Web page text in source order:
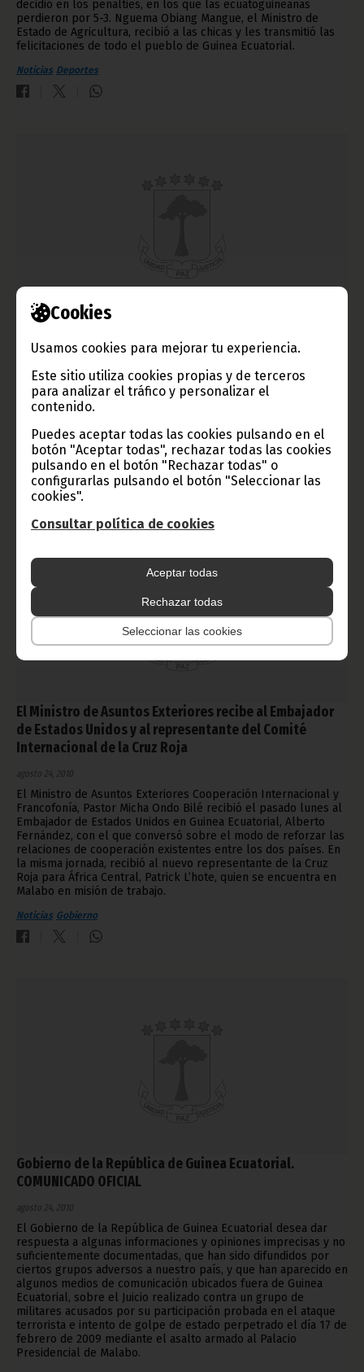
Cookies
Usamos cookies para mejorar tu experiencia.
Este sitio utiliza cookies propias y de terceros
para analizar el tráfico y personalizar el
contenido.
Puedes aceptar todas las cookies pulsando en el
botón "Aceptar todas", rechazar todas las cookies
pulsando en el botón "Rechazar todas" o
configurarlas pulsando el botón "Seleccionar las
cookies".
Consultar política de cookies
Aceptar todas
Rechazar todas
Seleccionar las cookies
decidió en los penalties, en los que las ecuatoguineanas
perdieron por 5-3. Nguema Obiang Mangue, el Ministro de
Estado de Agricultura, recibió a las chicas y les transmitió las
felicitaciones de todo el pueblo de Guinea Ecuatorial.
Noticias Deportes
El Ministro de Información visita las instalaciones de
radio y televisión del pico Basilé
La noche del pasado 23 se interrumpió la emisión de televisión
en Malabo a causa de una avería de un transmisor que causó
dicho problema. Ese ha sido uno de los motivos por el cual el
Ministro de Información, Cultura y Turismo, Jerónimo Osa Osa
Ecoro, ha visitado las instalaciones del pico Basilé.
Noticias Gobierno
El Ministro de Asuntos Exteriores recibe al Embajador
de Estados Unidos y al representante del Comité
Internacional de la Cruz Roja
agosto 24, 2010
El Ministro de Asuntos Exteriores Cooperación Internacional y
Francofonía, Pastor Micha Ondo Bilé recibió el pasado lunes al
Embajador de Estados Unidos en Guinea Ecuatorial, Alberto
Fernández, con el que conversó sobre el modo de reforzar las
relaciones de cooperación existentes entre los dos países. En
la misma jornada, recibió al nuevo representante de la Cruz
Roja para África Central, Patrick L’hote, quien se encuentra en
Malabo en misión de trabajo.
Noticias Gobierno
Gobierno de la República de Guinea Ecuatorial.
COMUNICADO OFICIAL
agosto 24, 2010
El Gobierno de la República de Guinea Ecuatorial desea dar
respuesta a algunas informaciones y opiniones imprecisas y no
suficientemente documentadas, que han sido difundidos por
ciertos grupos adversos a nuestro país, y que han aparecido en
algunos medios de comunicación ubicados fuera de Guinea
Ecuatorial, sobre el Juicio realizado contra un grupo de
militares acusados por su participación probada en el ataque
terrorista e intento de golpe de estado perpetrado el día 17 de
febrero de 2009 mediante el asalto armado al Palacio
Presidencial de Malabo.